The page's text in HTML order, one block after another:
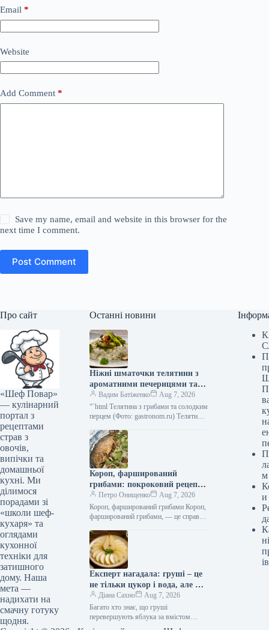
Email *
Website
Add Comment *
Save my name, email and website in this browser for the
next time I comment.
Post Comment
Про сайт
«Шеф Повар»
— кулінарний
портал з
рецептами
страв з
овочів,
випічки та
домашньої
кухні. Ми
ділимося
порадами зі
«школи шеф-
кухаря» та
оглядами
кухонної
техніки для
затишного
дому. Наша
мета —
надихати на
смачну готуку
щодня.
Останні новини
Ніжні шматочки телятини з
ароматними печерицями та
солодким болгарським
перцем: фоторецепт до 279
ккал
Вадим Батіженко
Aug 7, 2026
“`html Телятина з грибами та солодким
перцем (Фото: gastronom.ru) Телятина
— це чудова збалансована страва,…
Короп, фарширований
грибами: покроковий рецепт з
фотоПетро Онищенко
Aug 7, 2026
Короп, фарширований грибами Короп,
фарширований грибами, — це справді
святкового столу. М’ясо цієї риби
щільне, але…
Експерт нагадала: груші – це
не тільки цукор і вода, але й
користь для здоров’я!
Діана Сахно
Aug 7, 2026
Багато хто знає, що груші
перевершують яблука за вмістом
м
и
ів